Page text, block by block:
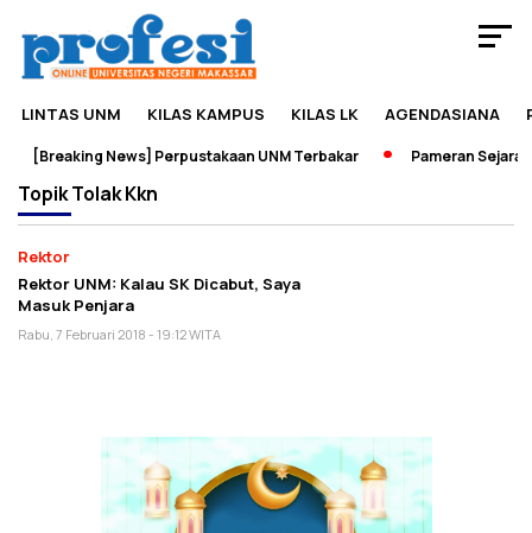
LINTAS UNM KILAS KAMPUS KILAS LK AGENDASIANA
[Breaking News] Perpustakaan UNM Terbakar Pameran
TopikTolak Kkn
Rektor
Rektor UNM: Kalau SK Dicabut, Saya
Masuk Penjara
Rabu, 7 Februari 2018 - 19:12 WITA